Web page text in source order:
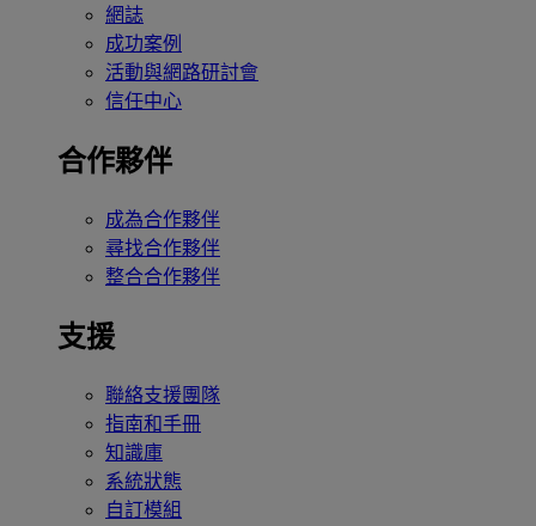
網誌
成功案例
活動與網路研討會
信任中心
合作夥伴
成為合作夥伴
尋找合作夥伴
整合合作夥伴
支援
聯絡支援團隊
指南和手冊
知識庫
系統狀態
自訂模組